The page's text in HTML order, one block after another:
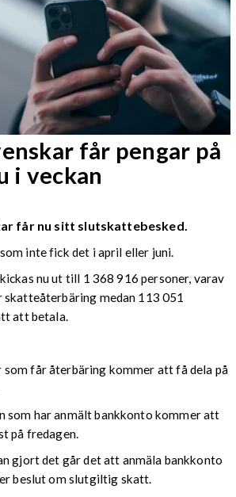
får pengar på
i veckan
får nu sitt slutskattebesked.
inte fick det i april eller juni.
nu ut till 1 368 916 personer, varav
skatteåterbäring medan 113 051
att betala.
som får återbäring kommer att få dela på
som har anmält bankkonto kommer att
på fredagen.
gjort det går det att anmäla bankkonto
beslut om slutgiltig skatt.